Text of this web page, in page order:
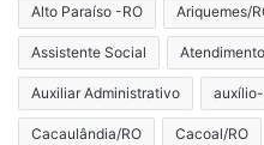
Alto Paraíso -RO Ariquemes/
Assistente Social
Auxiliar Administrativo
Cacaulândia/RO Cacoal/RO